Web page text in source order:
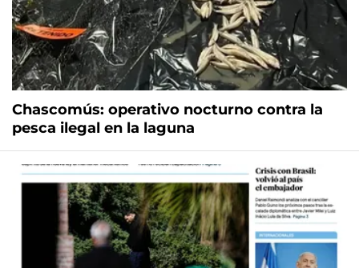
Chascomús: operativo nocturno contra la
pesca ilegal en la laguna